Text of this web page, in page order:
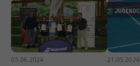
05.06.2024 21.05.2024